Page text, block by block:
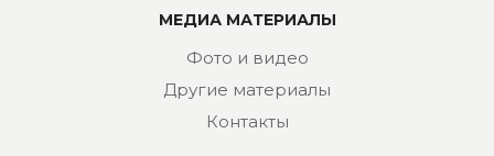
МЕДИА МАТЕРИАЛЫ
Фото и видео
Другие материалы
Контакты